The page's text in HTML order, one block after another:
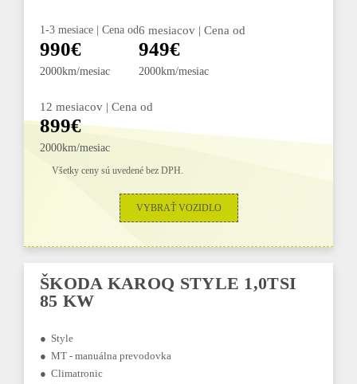
1-3 mesiace | Cena od
990€
2000km/mesiac
6 mesiacov | Cena od
949€
2000km/mesiac
12 mesiacov | Cena od
899€
2000km/mesiac
Všetky ceny sú uvedené bez DPH.
VYBRAŤ VOZIDLO
ŠKODA KAROQ STYLE 1,0TSI
85 KW
● Style
● MT - manuálna prevodovka
● Climatronic